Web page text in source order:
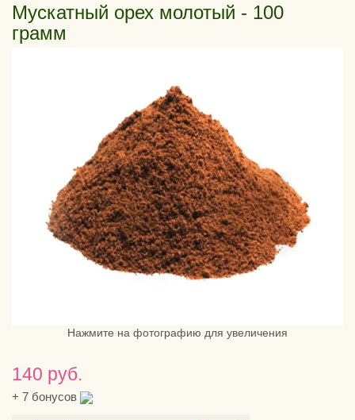
Мускатный орех молотый - 100
грамм
Нажмите на фотографию для увеличения
140 руб.
+ 7 бонусов